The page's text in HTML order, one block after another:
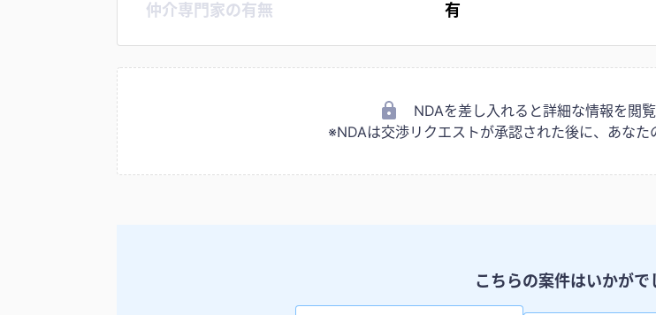
仲介専門家の有無 有
NDAを差し入れると詳細な情報を閲
※NDAは交渉リクエストが承認された後に、あなた
こちらの案件はいかがで